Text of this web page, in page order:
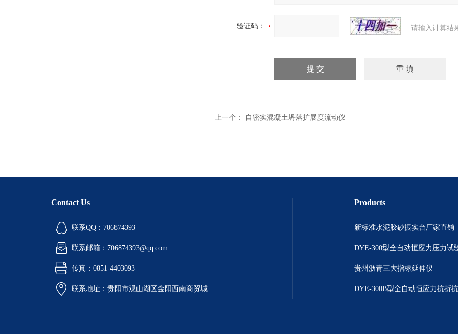
验证码： 请输入计算结
上一个： 自密实混凝土坍落扩展度流动仪
Contact Us
联系QQ：706874393
联系邮箱：706874393@qq.com
传真：0851-4403093
联系地址：贵阳市观山湖区金阳西南商贸城
Products
新标准水泥胶砂振实台厂家直销
DYE-300型全自动恒应力压力试
贵州沥青三大指标延伸仪